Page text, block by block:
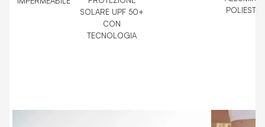
SOLARE UPF 50+
CON
TECNOLOGIA